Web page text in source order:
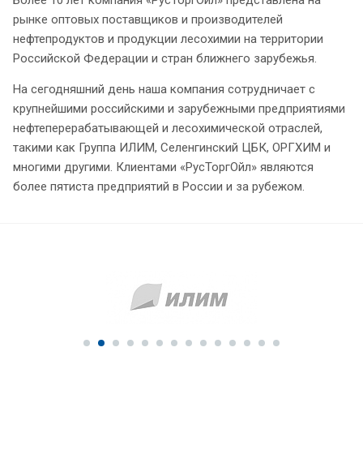
рынке оптовых поставщиков и производителей
нефтепродуктов и продукции лесохимии на территории
Российской Федерации и стран ближнего зарубежья.
На сегодняшний день наша компания сотрудничает с
крупнейшими российскими и зарубежными предприятиями
нефтеперерабатывающей и лесохимической отраслей,
такими как Группа ИЛИМ, Селенгинский ЦБК, ОРГХИМ и
многими другими. Клиентами «РусТоргОйл» являются
более пятиста предприятий в России и за рубежом.